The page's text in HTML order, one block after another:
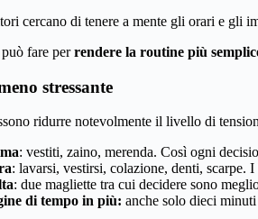
cercano di tenere a mente gli orari e gli
fare perrendere la routine più
stressante
ridurre notevolmente il livello di
: vestiti, zaino, merenda. Così ogni
: lavarsi, vestirsi, colazione, denti, scarpe.
: due magliette tra cui decidere sono
di tempo in più: anche solo dieci